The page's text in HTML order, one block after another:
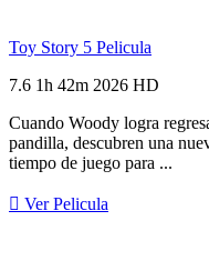
Toy Story 5 Pelicula
7.6 1h 42m 2026 HD
Cuando Woody logra
pandilla, descubren una
tiempo de juego para ...
Ver Pelicula